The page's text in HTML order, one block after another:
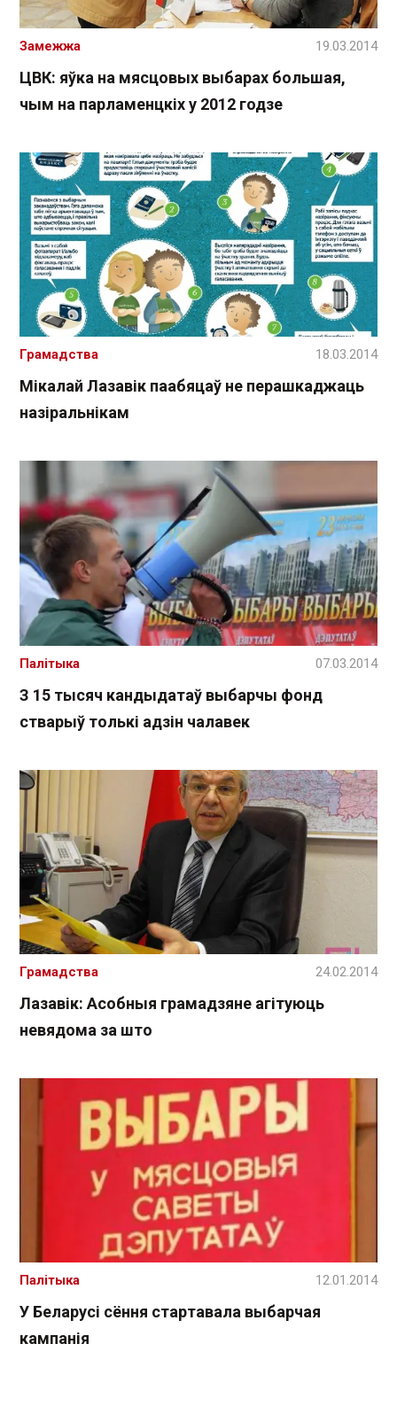
ЦВК: яўка на мясцовых выбарах большая,
чым на парламенцкіх у 2012 годзе
Замежжа 19.03.2014
Мікалай Лазавік паабяцаў не перашкаджаць
назіральнікам
Грамадства 18.03.2014
З 15 тысяч кандыдатаў выбарчы фонд
стварыў толькі адзін чалавек
Палітыка 07.03.2014
Лазавік: Асобныя грамадзяне агітуюць
невядома за што
Грамадства 24.02.2014
У Беларусі сёння стартавала выбарчая
кампанія
Палітыка 12.01.2014